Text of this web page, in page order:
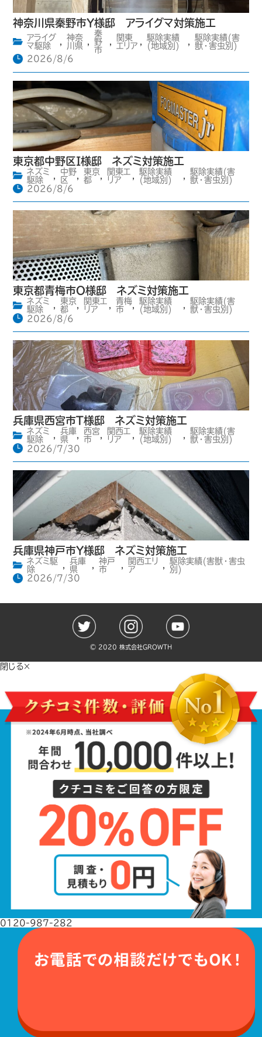
神奈川県秦野市Y様邸 アライグマ対策施工
アライグ
マ駆除
,
神奈
川県 ,
秦
野
市
,
関東
エリア ,
駆除実績
(地域別)
,
駆除実績(害
獣・害虫別)
2026/8/6
東京都中野区I様邸 ネズミ対策施工
ネズミ
駆除
中野
区
東京
都
関東エ
リア
駆除実績
(地域別)
駆除実績(害
獣・害虫別)
2026/8/6
東京都青梅市O様邸 ネズミ対策施工
ネズミ
駆除
,
東京
都
,
関東エ
リア
,
青梅
市
,
駆除実績
(地域別)
,
駆除実績(害
獣・害虫別)
2026/8/6
兵庫県西宮市T様邸 ネズミ対策施工
ネズミ
駆除
,
兵庫
県
,
西宮
市
,
関西エ
リア
,
駆除実績
(地域別)
,
駆除実績(害
獣・害虫別)
2026/7/30
兵庫県神戸市Y様邸 ネズミ対策施工
ネズミ駆
除
,
兵庫
県
,
神戸
市
,
関西エリ
ア
,
駆除実績(害獣・害虫
別)
2026/7/30
©️ 2020 株式会社GROWTH
閉じる×
0120-987-282